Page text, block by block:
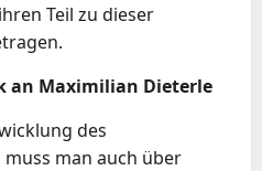
Teil zu dieser
an Maximilian Dieterle
des
man auch über